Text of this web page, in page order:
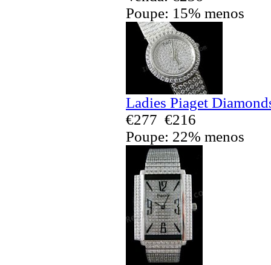
Poupe: 15% menos
Ladies Piaget
€277 €216
Poupe: 22% menos